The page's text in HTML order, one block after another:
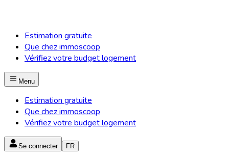
Estimation gratuite
Que chez immoscoop
Vérifiez votre budget logement
Menu
Estimation gratuite
Que chez immoscoop
Vérifiez votre budget logement
Se connecter FR